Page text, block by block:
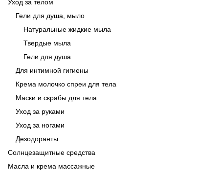
Уход за телом
Гели для душа, мыло
Натуральные жидкие мыла
Твердые мыла
Гели для душа
Для интимной гигиены
Крема молочко спреи для тела
Маски и скрабы для тела
Уход за руками
Уход за ногами
Дезодоранты
Солнцезащитные средства
Масла и крема массажные